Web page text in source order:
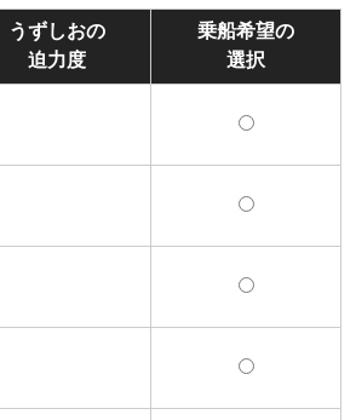
うずしおの
迫力度
乗船希望の
選択